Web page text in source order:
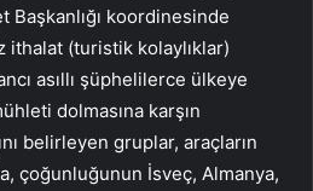
Başkanlığı koordinesinde
ithalat (turistik kolaylıklar)
asıllı şüphelilerce ülkeye
dolmasına karşın
belirleyen gruplar, araçların
çoğunluğunun İsveç, Almanya,